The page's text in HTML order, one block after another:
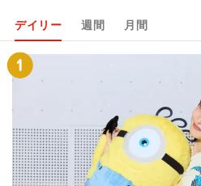
デイリー 週間 月間